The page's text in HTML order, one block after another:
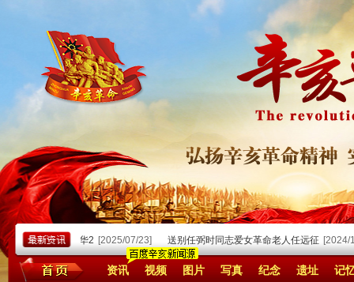
23] 国魂铸中华2 [2025/07/23] 送别任弼时同志爱女革命老人任远征 [2024/
资讯 视频 图片 写真 纪念 遗址 记